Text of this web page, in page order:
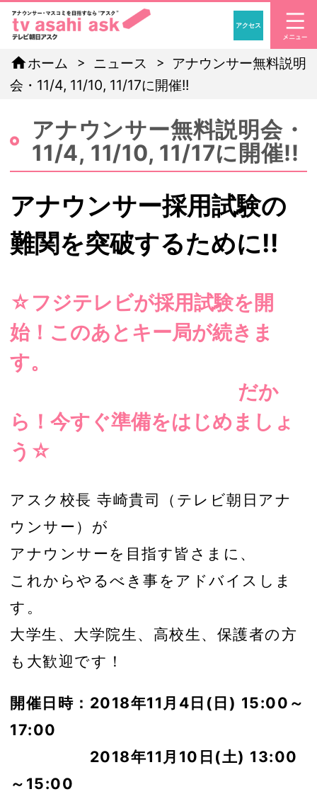
「アナウンサー・マ
アクセス
homeホーム ニュース
アナウンサー無料説明
会・11/4, 11/10, 11/17に開催!!
アナウンサー無料説明会・
11/4, 11/10, 11/17に開催!!
アナウンサー採用試験の
難関を突破するために!!
☆フジテレビが採用試験を開
始！このあとキー局が続きま
す。
だか
ら！今すぐ準備をはじめましょ
う☆
アスク校長 寺崎貴司（テレビ朝日アナ
ウンサー）が
アナウンサーを目指す皆さまに、
これからやるべき事をアドバイスしま
す。
大学生、大学院生、高校生、保護者の方
も大歓迎です！
開催日時：2018年11月4日(日) 15:00～
17:00
2018年11月10日(土) 13:00
～15:00